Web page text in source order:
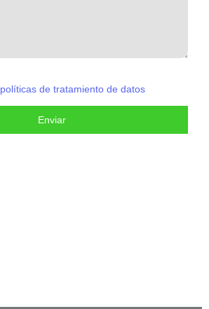
políticas de tratamiento de datos
Enviar